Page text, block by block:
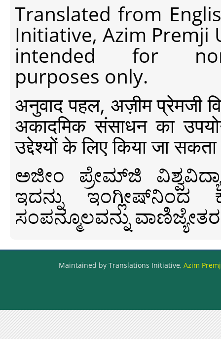
Translated from
Initiative, Azim Premji
intended for non-
purposes only.
अनुवाद पहल, अज़ीम प्रेमजी
अकादमिक संसाधन का
उद्देश्यों के लिए किया जा
ಅಜೀಂ ಪ್ರೇಮ್‍ಜಿ
ಇದನ್ನು ಇಂಗ್ಲೀಷ್‍ನಿಂದ
ಸಂಪನ್ಮೂಲವನ್ನು
Maintained by Translations Initiative, Azim